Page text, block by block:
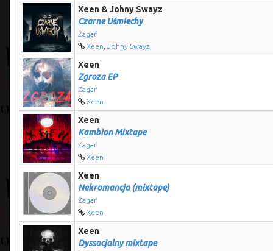
Xeen & Johny Swayz
Czarne Uśmiechy
Żagań
Xeen
Johny Swayz
Xeen
Zgroza EP
Żagań
Xeen
Xeen
Kambion Mixtape
Żagań
Xeen
Xeen
Nekromancja (mixtape)
Żagań
Xeen
Xeen
Dyssocjalny mixtape